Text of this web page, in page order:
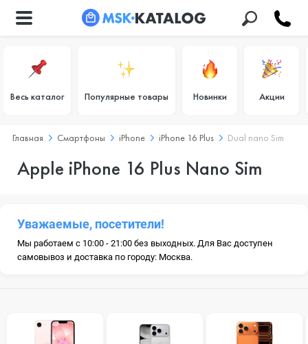
Весь каталог Популярные товары Новинки Акции
Главная Смартфоны iPhone iPhone 16 Plus Dual nano Sim
Apple iPhone 16 Plus Nano Sim
Уважаемые, посетители!
Мы работаем с 10:00 - 21:00 без выходных. Для Вас доступен
самовывоз и доставка по городу: Москва.